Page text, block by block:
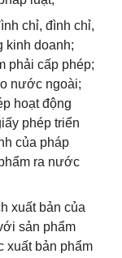
chỉ, đình chỉ,
kinh doanh;
phải cấp phép;
nước ngoài;
hoạt động
phép triển
của pháp
ra nước
xuất bản của
sản phẩm
xuất bản phẩm